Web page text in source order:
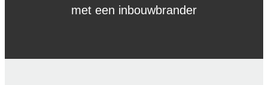
met een inbouwbrander